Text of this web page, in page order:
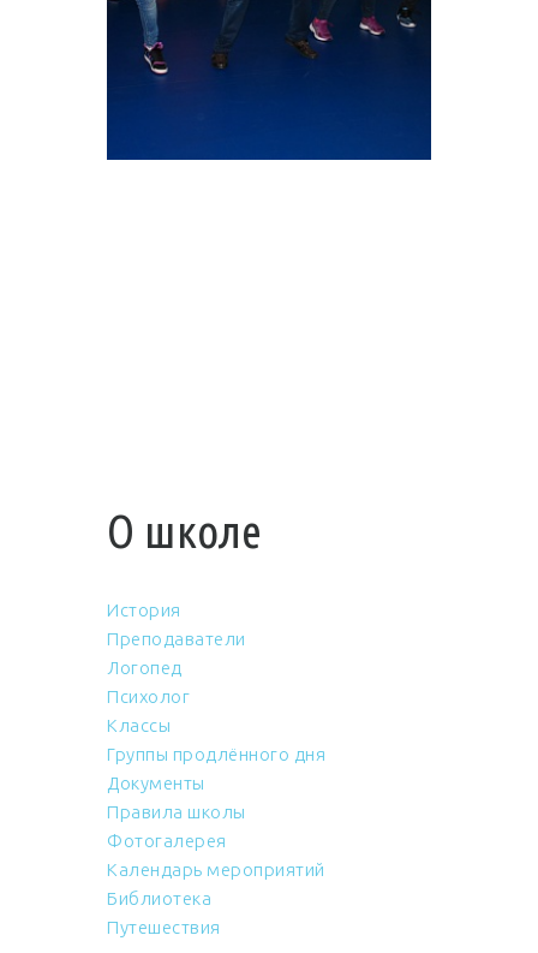
О школе
История
Преподаватели
Логопед
Психолог
Классы
Группы продлённого дня
Документы
Правила школы
Фотогалерея
Календарь мероприятий
Библиотека
Путешествия